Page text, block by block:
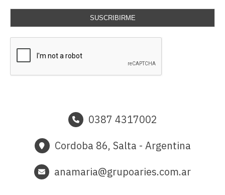
SUSCRIBIRME
0387 4317002
Cordoba 86, Salta - Argentina
anamaria@grupoaries.com.ar